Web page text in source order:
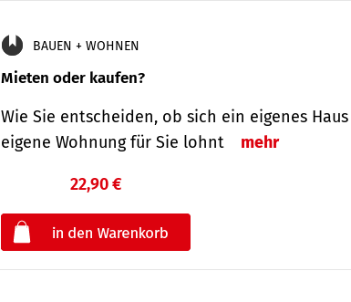
BAUEN + WOHNEN
Mieten oder kaufen?
Wie Sie entscheiden, ob sich ein eigenes
eigene Wohnung für Sie lohnt
mehr
22,90 €